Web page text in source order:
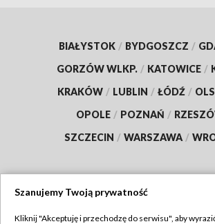
BIAŁYSTOK / BYDGOSZCZ /
GORZÓW WLKP. / KATOWICE /
KRAKÓW / LUBLIN / ŁÓDŹ /
OPOLE / POZNAŃ /
SZCZECIN / WARSZAWA /
Szanujemy Twoją prywatność
Kliknij "Akceptuję i przechodzę do serwisu", aby